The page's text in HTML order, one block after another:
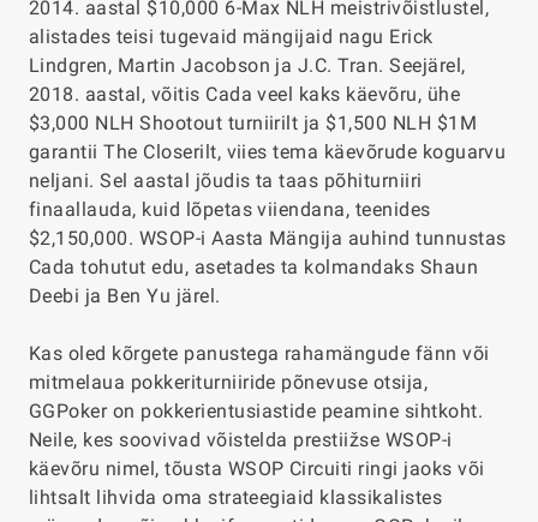
2014. aastal $10,000 6-Max NLH meistrivõistlustel,
alistades teisi tugevaid mängijaid nagu Erick
Lindgren, Martin Jacobson ja J.C. Tran. Seejärel,
2018. aastal, võitis Cada veel kaks käevõru, ühe
$3,000 NLH Shootout turniirilt ja $1,500 NLH $1M
garantii The Closerilt, viies tema käevõrude koguarvu
neljani. Sel aastal jõudis ta taas põhiturniiri
finaallauda, kuid lõpetas viiendana, teenides
$2,150,000. WSOP-i Aasta Mängija auhind tunnustas
Cada tohutut edu, asetades ta kolmandaks Shaun
Deebi ja Ben Yu järel.
Kas oled kõrgete panustega rahamängude fänn või
mitmelaua pokkeriturniiride põnevuse otsija,
GGPoker on pokkerientusiastide peamine sihtkoht.
Neile, kes soovivad võistelda prestiižse WSOP-i
käevõru nimel, tõusta WSOP Circuiti ringi jaoks või
lihtsalt lihvida oma strateegiaid klassikalistes